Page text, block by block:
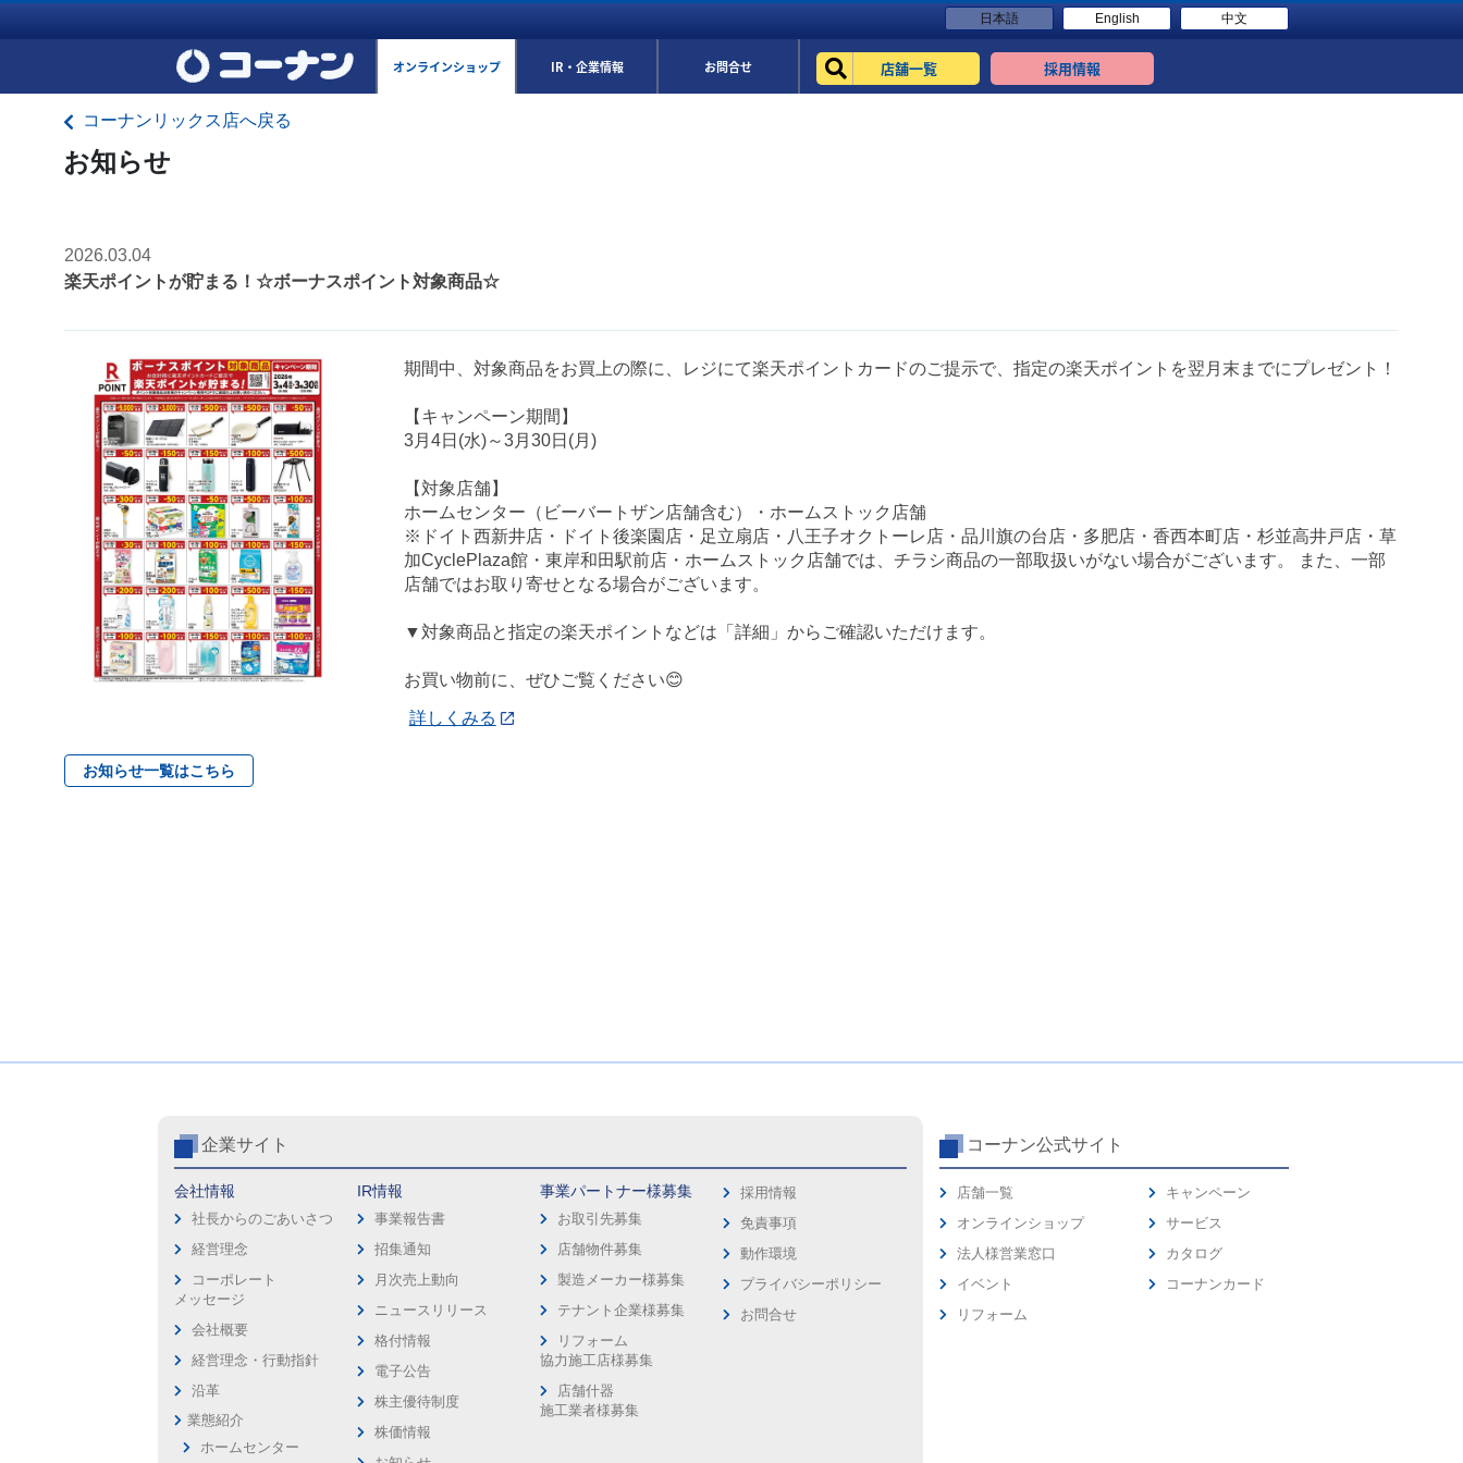
日本語 English 中文
オンラインショップ IR・企業情報 お問合せ 店舗一覧 採用情報
コーナンリックス店へ戻る
お知らせ
2026.03.04
楽天ポイントが貯まる！☆ボーナスポイント対象商品☆
期間中、対象商品をお買上の際に、レジにて楽天ポイントカードのご提示で、指定の楽天ポイントを翌月末までにプレゼント！
【キャンペーン期間】
3月4日(水)～3月30日(月)
【対象店舗】
ホームセンター（ビーバートザン店舗含む）・ホームストック店舗
※ドイト西新井店・ドイト後楽園店・足立扇店・八王子オクトーレ店・品川旗の台店・多肥店・香西本町店・杉並高井戸店・草
加CyclePlaza館・東岸和田駅前店・ホームストック店舗では、チラシ商品の一部取扱いがない場合がございます。 また、一部
店舗ではお取り寄せとなる場合がございます。
▼対象商品と指定の楽天ポイントなどは「詳細」からご確認いただけます。
お買い物前に、ぜひご覧ください😊
詳しくみる
お知らせ一覧はこちら
企業サイト
会社情報
社長からのごあいさつ
経営理念
コーポレート
メッセージ
会社概要
経営理念・行動指針
沿革
業態紹介
ホームセンター
IR情報
事業報告書
招集通知
月次売上動向
ニュースリリース
格付情報
電子公告
株主優待制度
株価情報
事業パートナー様募集
お取引先募集
店舗物件募集
製造メーカー様募集
テナント企業様募集
リフォーム
協力施工店様募集
店舗什器
施工業者様募集
採用情報
免責事項
動作環境
プライバシーポリシー
お問合せ
コーナン公式サイト
店舗一覧
オンラインショップ
法人様営業窓口
イベント
リフォーム
キャンペーン
サービス
カタログ
コーナンカード